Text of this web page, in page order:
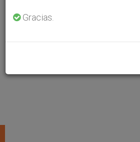
Gracias.